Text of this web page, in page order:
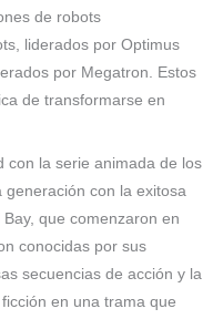
de robots
liderados por Optimus
por Megatron. Estos
de transformarse en
con la serie animada de los
con la exitosa
que comenzaron en
conocidas por sus
secuencias de acción y la
en una trama que